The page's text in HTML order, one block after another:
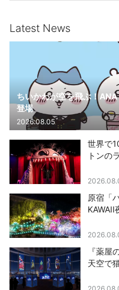
Latest News
ちいかわが空を飛ぶ！
登場
2026.08.05
世界で
トンの
原宿「
KAWAII
『薬屋
天空で